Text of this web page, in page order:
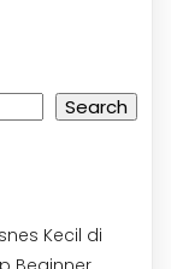
Search
Kecil di